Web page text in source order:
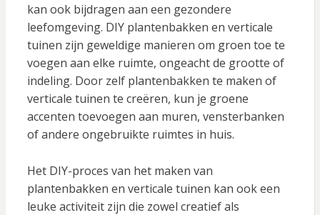
kan ook bijdragen aan een gezondere
leefomgeving. DIY plantenbakken en verticale
tuinen zijn geweldige manieren om groen toe te
voegen aan elke ruimte, ongeacht de grootte of
indeling. Door zelf plantenbakken te maken of
verticale tuinen te creëren, kun je groene
accenten toevoegen aan muren, vensterbanken
of andere ongebruikte ruimtes in huis.
Het DIY-proces van het maken van
plantenbakken en verticale tuinen kan ook een
leuke activiteit zijn die zowel creatief als